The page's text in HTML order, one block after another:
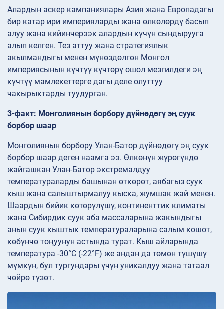
Алардын аскер кампаниялары Азия жана Европадагы
бир катар ири империяларды жана өлкөлөрдү басып
алуу жана кийинчерээк алардын күчүн сындырууга
алып келген. Тез аттуу жана стратегиялык
акылмандыгы менен мүнөздөлгөн Монгол
империясынын күчтүү күчтөрү ошол мезгилдеги эң
күчтүү мамлекеттерге дагы деле олуттуу
чакырыктарды туудурган.
3-факт: Монголиянын борбору дүйнөдөгү эң суук
борбор шаар
Монголиянын борбору Улан-Батор дүйнөдөгү эң суук
борбор шаар деген наамга ээ. Өлкөнүн жүрөгүндө
жайгашкан Улан-Батор экстремалдуу
температураларды башынан өткөрөт, аябагыз суук
кыш жана салыштырмалуу кыска, жумшак жай менен.
Шаардын бийик көтөрүлүшү, континенттик климаты
жана Сибирдик суук аба массаларына жакындыгы
анын суук кыштык температураларына салым кошот,
көбүнчө тоңуунун астында турат. Кыш айларында
температура -30°C (-22°F) же андан да төмөн түшүшү
мүмкүн, бул тургундары үчүн уникалдуу жана татаал
чөйрө түзөт.